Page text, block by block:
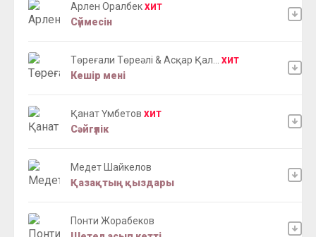
Арлен Оралбек ХИТ
Сүймесін
Төреғали Төреәлі & Асқар Қал... ХИТ
Кешір мені
Қанат Үмбетов ХИТ
Сәйгүлік
Медет Шайкелов
Қазақтың қыздары
Понти Жорабеков